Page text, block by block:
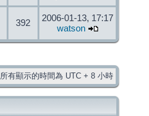
392
2006-01-13, 17:17
watson
所有顯示的時間為 UTC + 8 小時